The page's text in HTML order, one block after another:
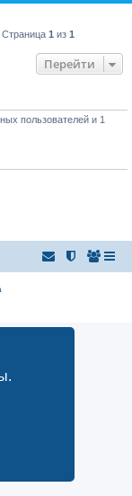
1 из 1
Перейти
пользователей и 1